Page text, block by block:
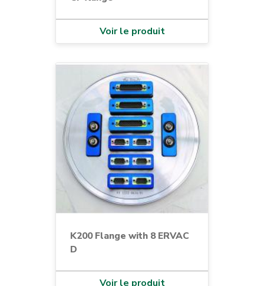
Voir le produit
K200 Flange with 8 ERVAC
D
Voir le produit